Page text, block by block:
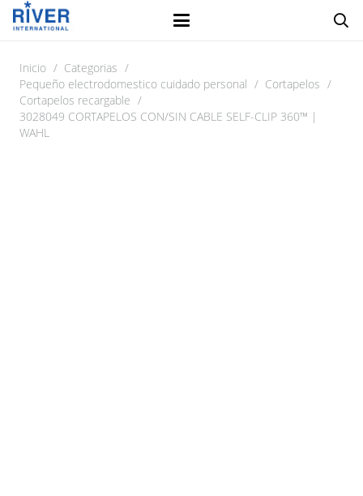
Inicio / Categorias /
Pequeño electrodomestico cuidado personal / Cortapelos /
Cortapelos recargable /
3028049 CORTAPELOS CON/SIN CABLE SELF-CLIP 360™ |
WAHL